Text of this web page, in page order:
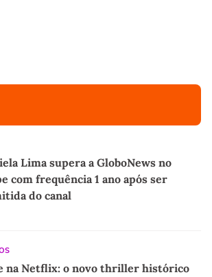
Lima supera a GloboNews no
com frequência 1 ano após ser
do canal
na Netflix: o novo thriller histórico